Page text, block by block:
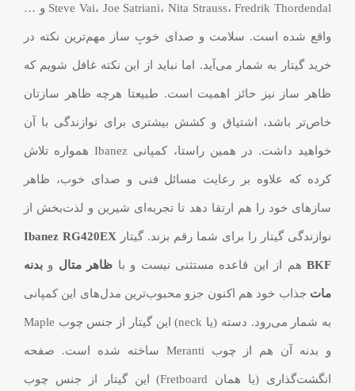
Steve Vai، Joe Satriani، Nita Strauss، Fredrik Thordendal و …
واقع شده است. سلامت و صدای خوبِ ساز مهم‌ترین نکته در
خرید گیتار به شمار می‌آید. اما نباید از این نکته غافل شویم که
ظاهر ساز نیز حائز اهمیت است. طبیعتا هرچه ظاهر سازتان
خاص‌تر باشد، اشتیاق و کشش بیشتری برای نوازندگی با آن
خواهید داشت. در همین راستا، کمپانی Ibanez همواره تلاش
کرده که علاوه بر رعایت مسائل فنی و صدای خوب، ظاهر
سازهای خود را هم ارتقا دهد تا تجربه‌ای شیرین و لذت‌بخش از
نوازندگی گیتار را برای شما رقم بزند. گیتار Ibanez RG420EX
BKFهم از این قاعده مستثنی نیست و با ظاهر متال و بدنه
مات جذاب خود هم اکنون جزو محبوب‌ترین مدل‌های این کمپانی
به شمار می‌رود. دسته (یا neck) این گیتار از جنس چوب Maple
و بدنه آن هم از چوب Meranti ساخته شده است. صفحه
انگشت‌گذاری (یا همان Fretboard) این گیتار از جنس چوب